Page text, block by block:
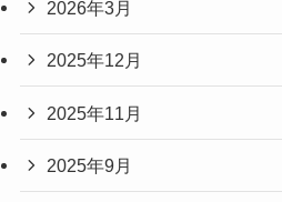
2026年3月
2025年12月
2025年11月
2025年9月